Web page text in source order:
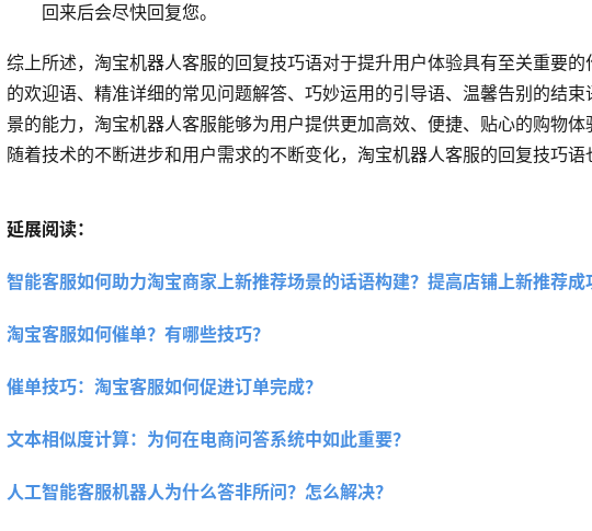
回来后会尽快回复您。
综上所述，淘宝机器人客服的回复技巧语对于提升用户体验具有至关重要
的欢迎语、精准详细的常见问题解答、巧妙运用的引导语、温馨告别的结
景的能力，淘宝机器人客服能够为用户提供更加高效、便捷、贴心的购物体
随着技术的不断进步和用户需求的不断变化，淘宝机器人客服的回复技巧语
延展阅读：
智能客服如何助力淘宝商家上新推荐场景的话语构建？提高店铺上新推荐成
淘宝客服如何催单？有哪些技巧？
催单技巧：淘宝客服如何促进订单完成？
文本相似度计算：为何在电商问答系统中如此重要？
人工智能客服机器人为什么答非所问？怎么解决？